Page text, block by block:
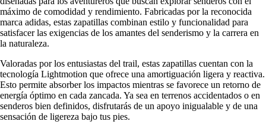
máximo de comodidad y rendimiento. Fabricadas por la reconocida
marca adidas, estas zapatillas combinan estilo y funcionalidad para
satisfacer las exigencias de los amantes del senderismo y la carrera en
la naturaleza.
Valoradas por los entusiastas del trail, estas zapatillas cuentan con la
tecnología Lightmotion que ofrece una amortiguación ligera y reactiva.
Esto permite absorber los impactos mientras se favorece un retorno de
energía óptimo en cada zancada. Ya sea en terrenos accidentados o en
senderos bien definidos, disfrutarás de un apoyo inigualable y de una
sensación de ligereza bajo tus pies.